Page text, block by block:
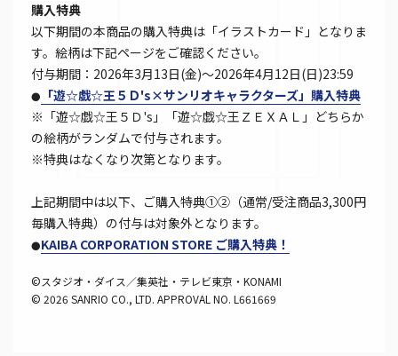
購入特典
以下期間の本商品の購入特典は「イラストカード」となりま
す。絵柄は下記ページをご確認ください。
付与期間：2026年3月13日(金)～2026年4月12日(日)23:59
●
「遊☆戯☆王５Ｄ's×サンリオキャラクターズ」購入特典
※「遊☆戯☆王５Ｄ's」「遊☆戯☆王ＺＥＸＡＬ」どちらか
の絵柄がランダムで付与されます。
※特典はなくなり次第となります。
上記期間中は以下、ご購入特典①②（通常/受注商品3,300円
毎購入特典）の付与は対象外となります。
●KAIBA CORPORATION STORE ご購入特典！
©スタジオ・ダイス／集英社・テレビ東京・KONAMI
© 2026 SANRIO CO., LTD. APPROVAL NO. L661669